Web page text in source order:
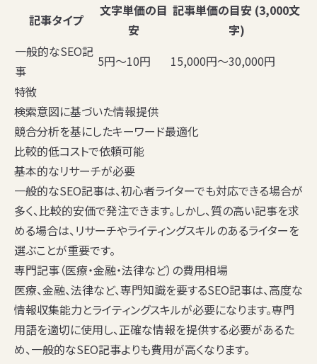
記事タイプ
文字単価の目
安
記事単価の目安 (3,000文
字)
一般的なSEO記
事
5円〜10円
15,000円〜30,000円
特徴
検索意図に基づいた情報提供
競合分析を基にしたキーワード最適化
比較的低コストで依頼可能
基本的なリサーチが必要
一般的なSEO記事は、初心者ライターでも対応できる場合が
多く、比較的安価で発注できます。しかし、質の高い記事を求
める場合は、リサーチやライティングスキルのあるライターを
選ぶことが重要です。
専門記事（医療・金融・法律など）の費用相場
医療、金融、法律など、専門知識を要するSEO記事は、高度な
情報収集能力とライティングスキルが必要になります。専門
用語を適切に使用し、正確な情報を提供する必要があるた
め、一般的なSEO記事よりも費用が高くなります。